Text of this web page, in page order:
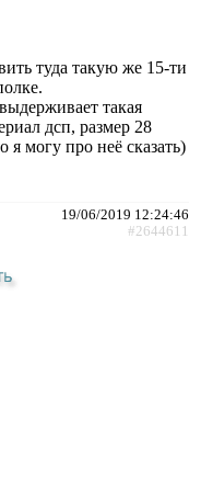
туда такую же 15-ти
такая
дсп, размер 28
я могу про неё сказать)
19/06/2019 12:24:46
#2644611